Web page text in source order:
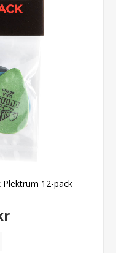
Plektrum 12-pack